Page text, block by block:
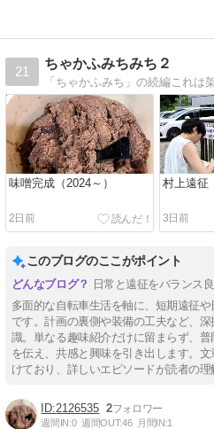
21
ちゃかふみちみち２
味噌完成（2024～）
2日前
村上遠征
3日前
このブログのここがポイント
日常と遠征をバランス
多面的な自転車生活を軸に、短期遠征
です。計画の裏側や装備の工夫など、
識。単なる趣味紹介だけに留まらず、
を伝え、共感と興味を引き出します。
けており、詳しいエピソードが読者の理
2126535 2
週間IN:0 週間OUT:46 月間IN:1